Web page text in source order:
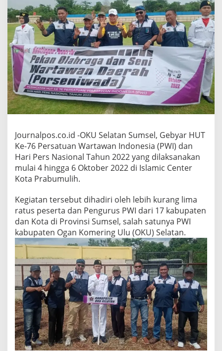
y
a
r
H
U
T
P
W
I
d
a
n
H
N
,
P
W
I
O
K
S
e
l
t
a
H
a
d
i
r
d
i
K
o
t
Journalpos.co.id -OKU Selatan Sumsel, Gebyar HUT
Ke-76 Persatuan Wartawan Indonesia (PWI) dan
Hari Pers Nasional Tahun 2022 yang dilaksanakan
mulai 4 hingga 6 Oktober 2022 di Islamic Center
Kota Prabumulih.
Kegiatan tersebut dihadiri oleh lebih kurang lima
ratus peserta dan Pengurus PWI dari 17 kabupaten
dan Kota di Provinsi Sumsel, salah satunya PWI
kabupaten Ogan Komering Ulu (OKU) Selatan.